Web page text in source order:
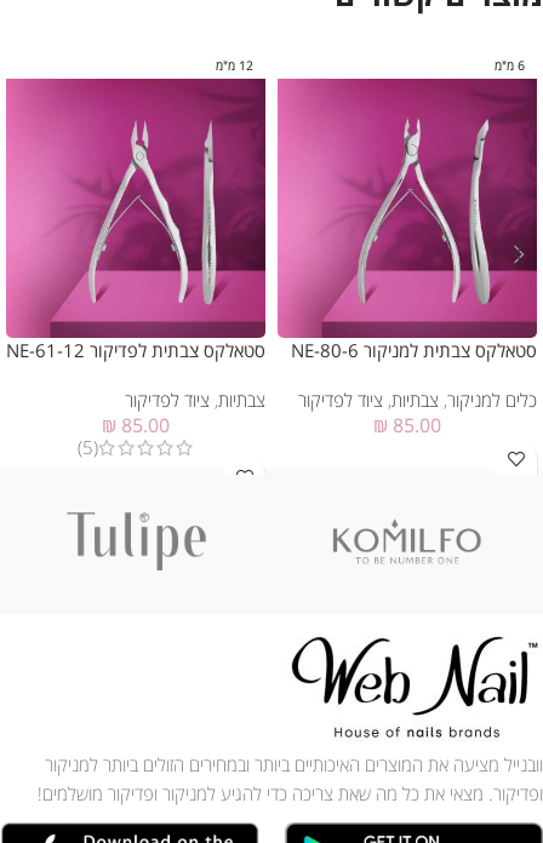
6 מ"מ
סטאלקס צבתית למניקור NE-80-6
כלים למניקור, צבתיות, ציוד לפדיקור
₪ 85.00
12 מ"מ
סטאלקס צבתית לפדיקור NE-61-12
צבתיות, ציוד לפדיקור
₪ 85.00
(5)
וובנייל מציעה את המוצרים האיכותיים ביותר ובמחירים הזולים ביותר למניקור
ופדיקור. מצאי את כל מה שאת צריכה כדי להגיע למניקור ופדיקור מושלמים!